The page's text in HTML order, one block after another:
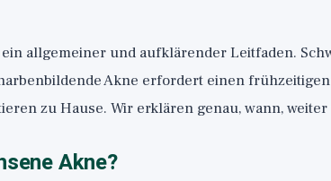
allgemeiner und aufklärender Leitfaden.
Akne erfordert einen frühzeitigen
zu Hause. Wir erklären genau, wann,
Akne?